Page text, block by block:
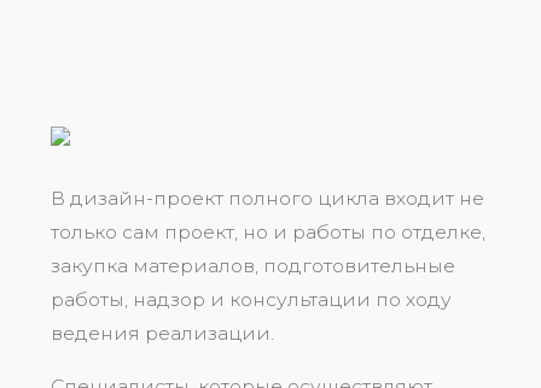
В дизайн-проект полного цикла входит не
только сам проект, но и работы по отделке,
закупка материалов, подготовительные
работы, надзор и консультации по ходу
ведения реализации.